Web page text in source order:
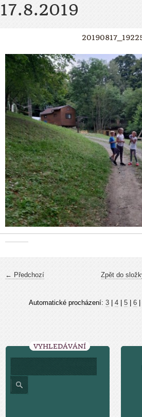
17.8.2019
← Předchozí Zpět do
Automatické procházení: 3 4 5 6
VYHLEDÁVÁNÍ